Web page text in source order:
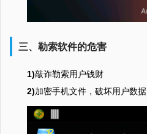
三、勒索软件的危害
1)敲诈勒索用户钱财
2)加密手机文件，破坏用户数据